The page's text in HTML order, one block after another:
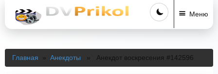
Меню
Главная » Анекдоты » Анекдот воскресения #142596